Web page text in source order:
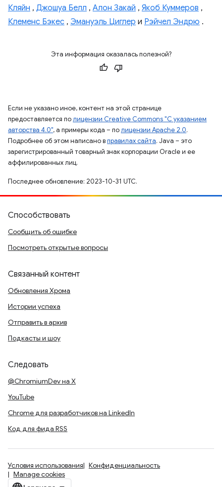
Кляйн , Джошуа Белл , Алон Закай , Якоб Куммеров ,
Клеменс Бэкес , Эмануэль Циглер и Рэйчел Эндрю .
Эта информация оказалась полезной?
Если не указано иное, контент на этой странице
предоставляется полицензии Creative Commons "С указанием
авторства 4.0", а примеры кода – полицензии Apache 2.0.
Подробнее об этом написано вправилах сайта. Java – это
зарегистрированный товарный знак корпорации Oracle и ее
аффилированных лиц.
Последнее обновление: 2023-10-31 UTC.
Способствовать
Сообщить об ошибке
Посмотреть открытые вопросы
Связанный контент
Обновления Хрома
Истории успеха
Отправить в архив
Подкасты и шоу
Следовать
@ChromiumDev на X
YouTube
Chrome для разработчиков на LinkedIn
Код для фида RSS
Условия использования
Конфиденциальность
Manage cookies